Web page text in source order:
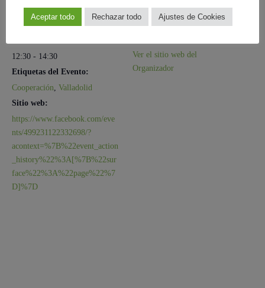
Fecha:
30/04/2023
12:30 - 14:30
Etiquetas del Evento:
Cooperación Valladolid
Sitio web:
https://www.facebook.com/eve
nts/499231122332698/?
acontext=%7B%22event_action
_history%22%3A[%7B%22sur
face%22%3A%22page%22%7
D]%7D
ONG Cebú
Correo electrónico
Ver el sitio web del
Organizador
Aceptar todo Rechazar todo Ajustes de Cookies